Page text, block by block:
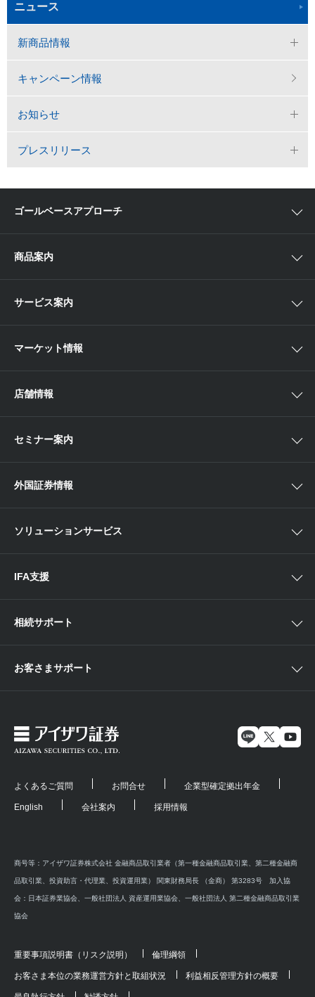
ニュース
新商品情報
キャンペーン情報
お知らせ
プレスリリース
ゴールベースアプローチ
αポート
商品案内
欧米株
ETF・ETN・REIT
ラップサービス
新商品情報
サービス案内
取引ツール
各種お手続き
便利なサービス
当社サービスのご利用にあたって
マーケット情報
店舗情報
近畿
セミナー案内
外国証券情報
ソリューションサービス
IFA支援
相続サポート
お客さまサポート
よくあるご質問 お問合せ 企業型確定拠出年金
English 会社案内 採用情報
商号等：アイザワ証券株式会社 金融商品取引業者（第一種金融商品取引業、第二種金融商
品取引業、投資助言・代理業、投資運用業） 関東財務局長 （金商） 第3283号 加入協
会：日本証券業協会、一般社団法人 資産運用業協会、一般社団法人 第二種金融商品取引業
協会
重要事項説明書（リスク説明） 倫理綱領
お客さま本位の業務運営方針と取組状況 利益相反管理方針の概要